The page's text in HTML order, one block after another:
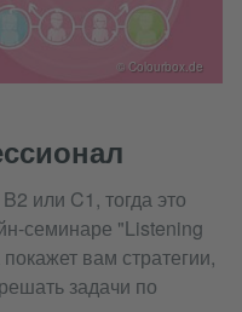
или C1, тогда это
семинаре "Listening
вам стратегии,
задачи по
© Colourbox.de